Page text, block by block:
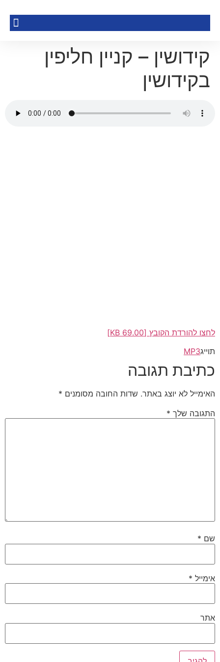
קידושין – קניין חליפין
בקידושין
לחצו להורדת הקובץ [69.00 KB]
תוייגMP3
כתיבת תגובה
האימייל לא יוצג באתר. שדות החובה מסומנים *
התגובה שלך *
שם *
אימייל *
אתר